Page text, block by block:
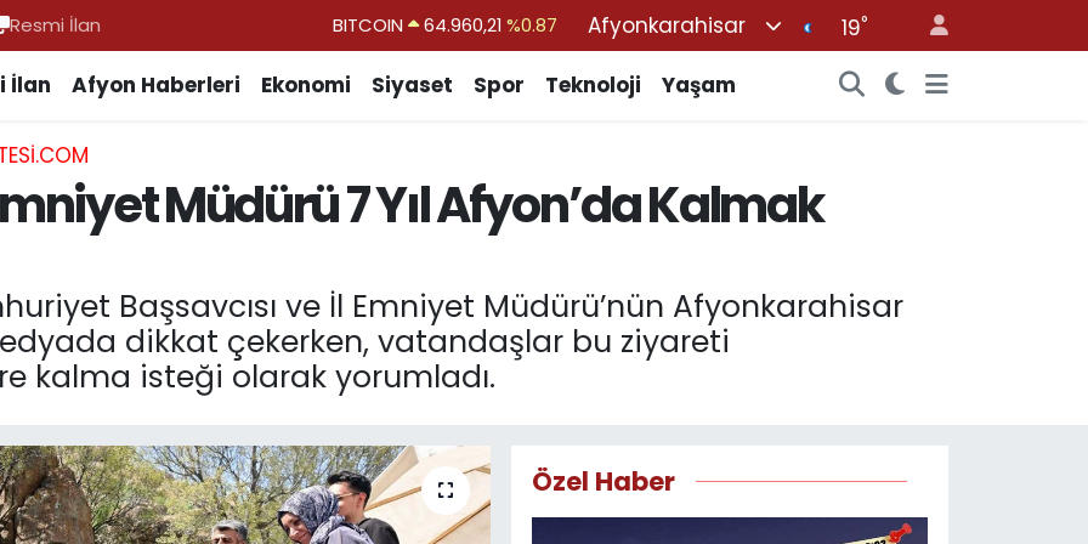
Resmi İlan DOLAR 47,7436%0.18
BİST100
13.779%-14
64.960,21
Afyonkarahisar 19°
İlan Afyon Haberleri Ekonomi Siyaset Spor Teknoloji Yaşam
Müdürü 7 Yıl Afyon’da Kalmak
Başsavcısı ve İl Emniyet Müdürü’nün Afyonkarahisar
dikkat çekerken, vatandaşlar bu ziyareti
kalma isteği olarak yorumladı.
Özel Haber